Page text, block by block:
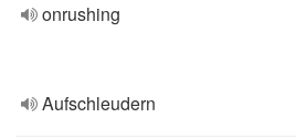
onrushing
Aufschleudern